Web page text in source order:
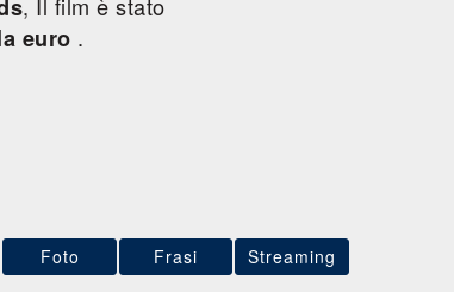
euro .
Foto Frasi Streaming